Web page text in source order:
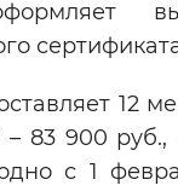
12
83 900 руб.,
с 1